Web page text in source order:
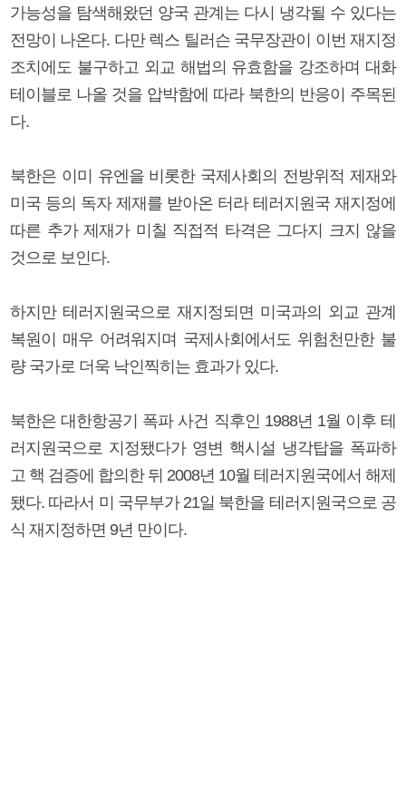
가능성을 탐색해왔던 양국 관계는 다시 냉각될 수 있다는
전망이 나온다. 다만 렉스 틸러슨 국무장관이 이번 재지정
조치에도 불구하고 외교 해법의 유효함을 강조하며 대화
테이블로 나올 것을 압박함에 따라 북한의 반응이 주목된
다.
북한은 이미 유엔을 비롯한 국제사회의 전방위적 제재와
미국 등의 독자 제재를 받아온 터라 테러지원국 재지정에
따른 추가 제재가 미칠 직접적 타격은 그다지 크지 않을
것으로 보인다.
하지만 테러지원국으로 재지정되면 미국과의 외교 관계
복원이 매우 어려워지며 국제사회에서도 위험천만한 불
량 국가로 더욱 낙인찍히는 효과가 있다.
북한은 대한항공기 폭파 사건 직후인 1988년 1월 이후 테
러지원국으로 지정됐다가 영변 핵시설 냉각탑을 폭파하
고 핵 검증에 합의한 뒤 2008년 10월 테러지원국에서 해제
됐다. 따라서 미 국무부가 21일 북한을 테러지원국으로 공
식 재지정하면 9년 만이다.